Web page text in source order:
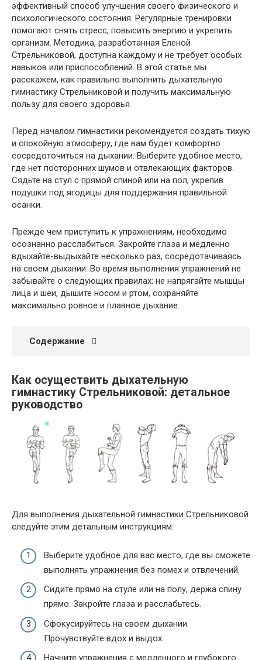
эффективный способ улучшения своего физического и
психологического состояния. Регулярные тренировки
помогают снять стресс, повысить энергию и укрепить
организм. Методика, разработанная Еленой
Стрельниковой, доступна каждому и не требует особых
навыков или приспособлений. В этой статье мы
расскажем, как правильно выполнить дыхательную
гимнастику Стрельниковой и получить максимальную
пользу для своего здоровья.
Перед началом гимнастики рекомендуется создать тихую
и спокойную атмосферу, где вам будет комфортно
сосредоточиться на дыхании. Выберите удобное место,
где нет посторонних шумов и отвлекающих факторов.
Сядьте на стул с прямой спиной или на пол, укрепив
подушки под ягодицы для поддержания правильной
осанки.
Прежде чем приступить к упражнениям, необходимо
осознанно расслабиться. Закройте глаза и медленно
вдыхайте-выдыхайте несколько раз, сосредотачиваясь
на своем дыхании. Во время выполнения упражнений не
забывайте о следующих правилах: не напрягайте мышцы
лица и шеи, дышите носом и ртом, сохраняйте
максимально ровное и плавное дыхание.
Содержание
Как осуществить дыхательную
гимнастику Стрельниковой: детальное
руководство
Для выполнения дыхательной гимнастики Стрельниковой
следуйте этим детальным инструкциям:
Выберите удобное для вас место, где вы сможете
выполнять упражнения без помех и отвлечений.
Сидите прямо на стуле или на полу, держа спину
прямо. Закройте глаза и расслабьтесь.
Сфокусируйтесь на своем дыхании.
Прочувствуйте вдох и выдох.
Начните упражнения с медленного и глубокого